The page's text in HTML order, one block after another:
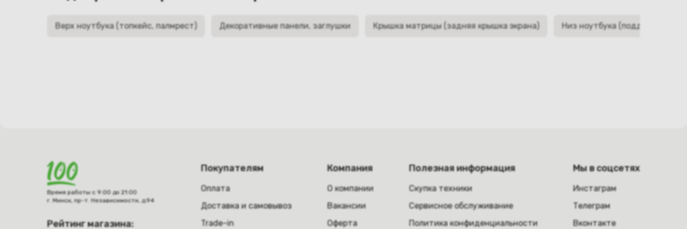
Верх ноутбука (топкейс, палмрест) Декоративные панели, заглушки Крышка матрицы (задняя крышка экрана) Низ ноутбука (поддон,
Время работы с 9:00 до 21:00
г. Минск, пр-т. Независимости, д.94
Рейтинг магазина:
Покупателям
Оплата
Доставка и самовывоз
Trade-in
Компания
О компании
Вакансии
Оферта
Полезная информация
Скупка техники
Сервисное обслуживание
Политика конфиденциальности
Мы в соцсетях
Инстаграм
Телеграм
Вконтакте